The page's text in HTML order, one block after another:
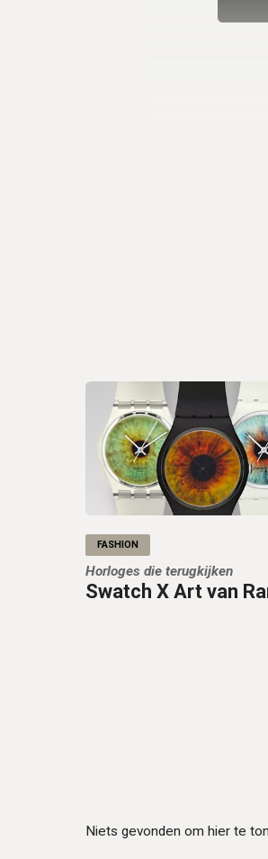
FASHION
Horloges die terugkijken
Swatch X Art van
Niets gevonden om hier te